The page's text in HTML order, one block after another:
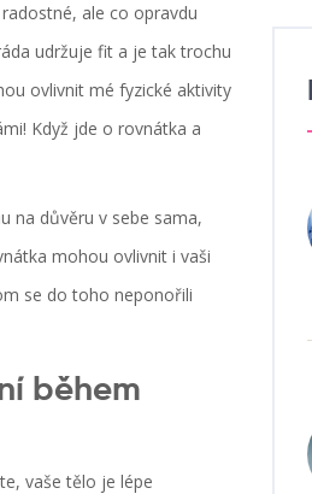
ale co opravdu
udržuje fit a je tak trochu
ovlivnit mé fyzické aktivity
Když jde o rovnátka a
na důvěru v sebe sama,
mohou ovlivnit i vaši
se do toho neponořili
během
vaše tělo je lépe